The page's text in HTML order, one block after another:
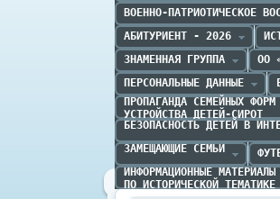
ВОЕННО-ПАТРИОТИЧЕСКОЕ
АБИТУРИЕНТ - 2026
ЗНАМЕННАЯ ГРУППА
ОО
ПЕРСОНАЛЬНЫЕ ДАННЫЕ
ПРОПАГАНДА CЕМЕЙНЫХ ФОРМ
УСТРОЙСТВА ДЕТЕЙ-СИРОТ
БЕЗОПАСНОСТЬ ДЕТЕЙ В
ЗАМЕЩАЮЩИЕ СЕМЬИ
ИНФОРМАЦИОННЫЕ МАТЕРИАЛЫ
ПО ИСТОРИЧЕСКОЙ ТЕМАТИКЕ